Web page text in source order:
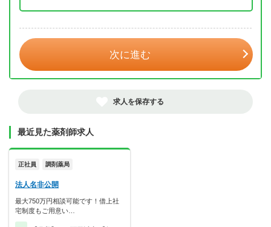
次に進む
求人を保存する
最近見た薬剤師求人
正社員 調剤薬局
法人名非公開
最大750万円相談可能です！借上社
宅制度もご用意い…